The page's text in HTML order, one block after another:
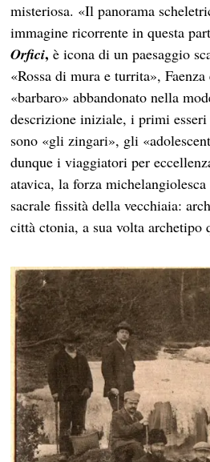
misteriosa. «Il panorama
immagine ricorrente in questa
Orfici, è icona di un paesaggio
«Rossa di mura e turrita»,
«barbaro» abbandonato nella
descrizione iniziale, i primi
sono «gli zingari», gli
dunque i viaggiatori per
atavica, la forza
sacrale fissità della vecchiaia:
città ctonia, a sua volta archetipo